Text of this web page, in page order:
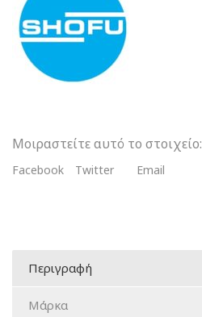
Μοιραστείτε αυτό το στοιχείο:
Facebook Twitter Email
Περιγραφή
Μάρκα